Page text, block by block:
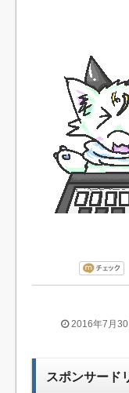
2016年7月30
スポンサード